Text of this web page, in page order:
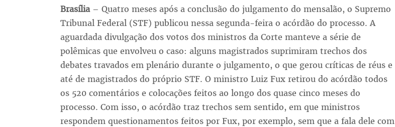
Brasília – Quatro meses após a conclusão do julgamento do mensalão, o Supremo
Tribunal Federal (STF) publicou nessa segunda-feira o acórdão do processo. A
aguardada divulgação dos votos dos ministros da Corte manteve a série de
polêmicas que envolveu o caso: alguns magistrados suprimiram trechos dos
debates travados em plenário durante o julgamento, o que gerou críticas de réus e
até de magistrados do próprio STF. O ministro Luiz Fux retirou do acórdão todos
os 520 comentários e colocações feitos ao longo dos quase cinco meses do
processo. Com isso, o acórdão traz trechos sem sentido, em que ministros
respondem questionamentos feitos por Fux, por exemplo, sem que a fala dele com